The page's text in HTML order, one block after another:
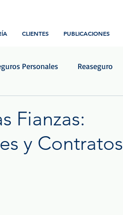
CLIENTES PUBLICACIONES
Personales Reaseguro
Fianzas:
y Contratos